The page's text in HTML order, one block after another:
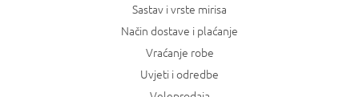
Sastav i vrste mirisa
Način dostave i plaćanje
Vraćanje robe
Uvjeti i odredbe